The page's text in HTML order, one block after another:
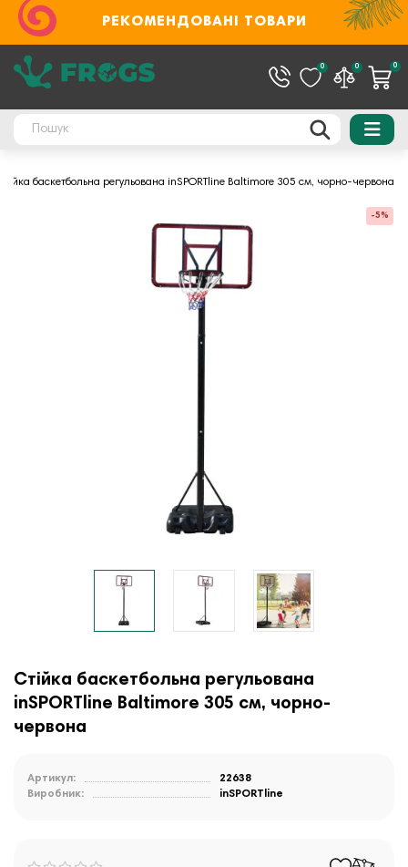
РЕКОМЕНДОВАНІ ТОВАРИ
0 0 0
баскетбольна регульована inSPORTline Baltimore 305 см, чорно-червона
-5%
Стійка баскетбольна регульована
inSPORTline Baltimore 305 см, чорно-
червона
Артикул:
22638
Виробник:
inSPORTline